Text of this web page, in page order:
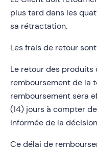
plus tard dans les
sa rétractation.
Les frais de retour
Le retour des produits
remboursement de la
remboursement sera
(14) jours à compter
informée de la
Ce délai de